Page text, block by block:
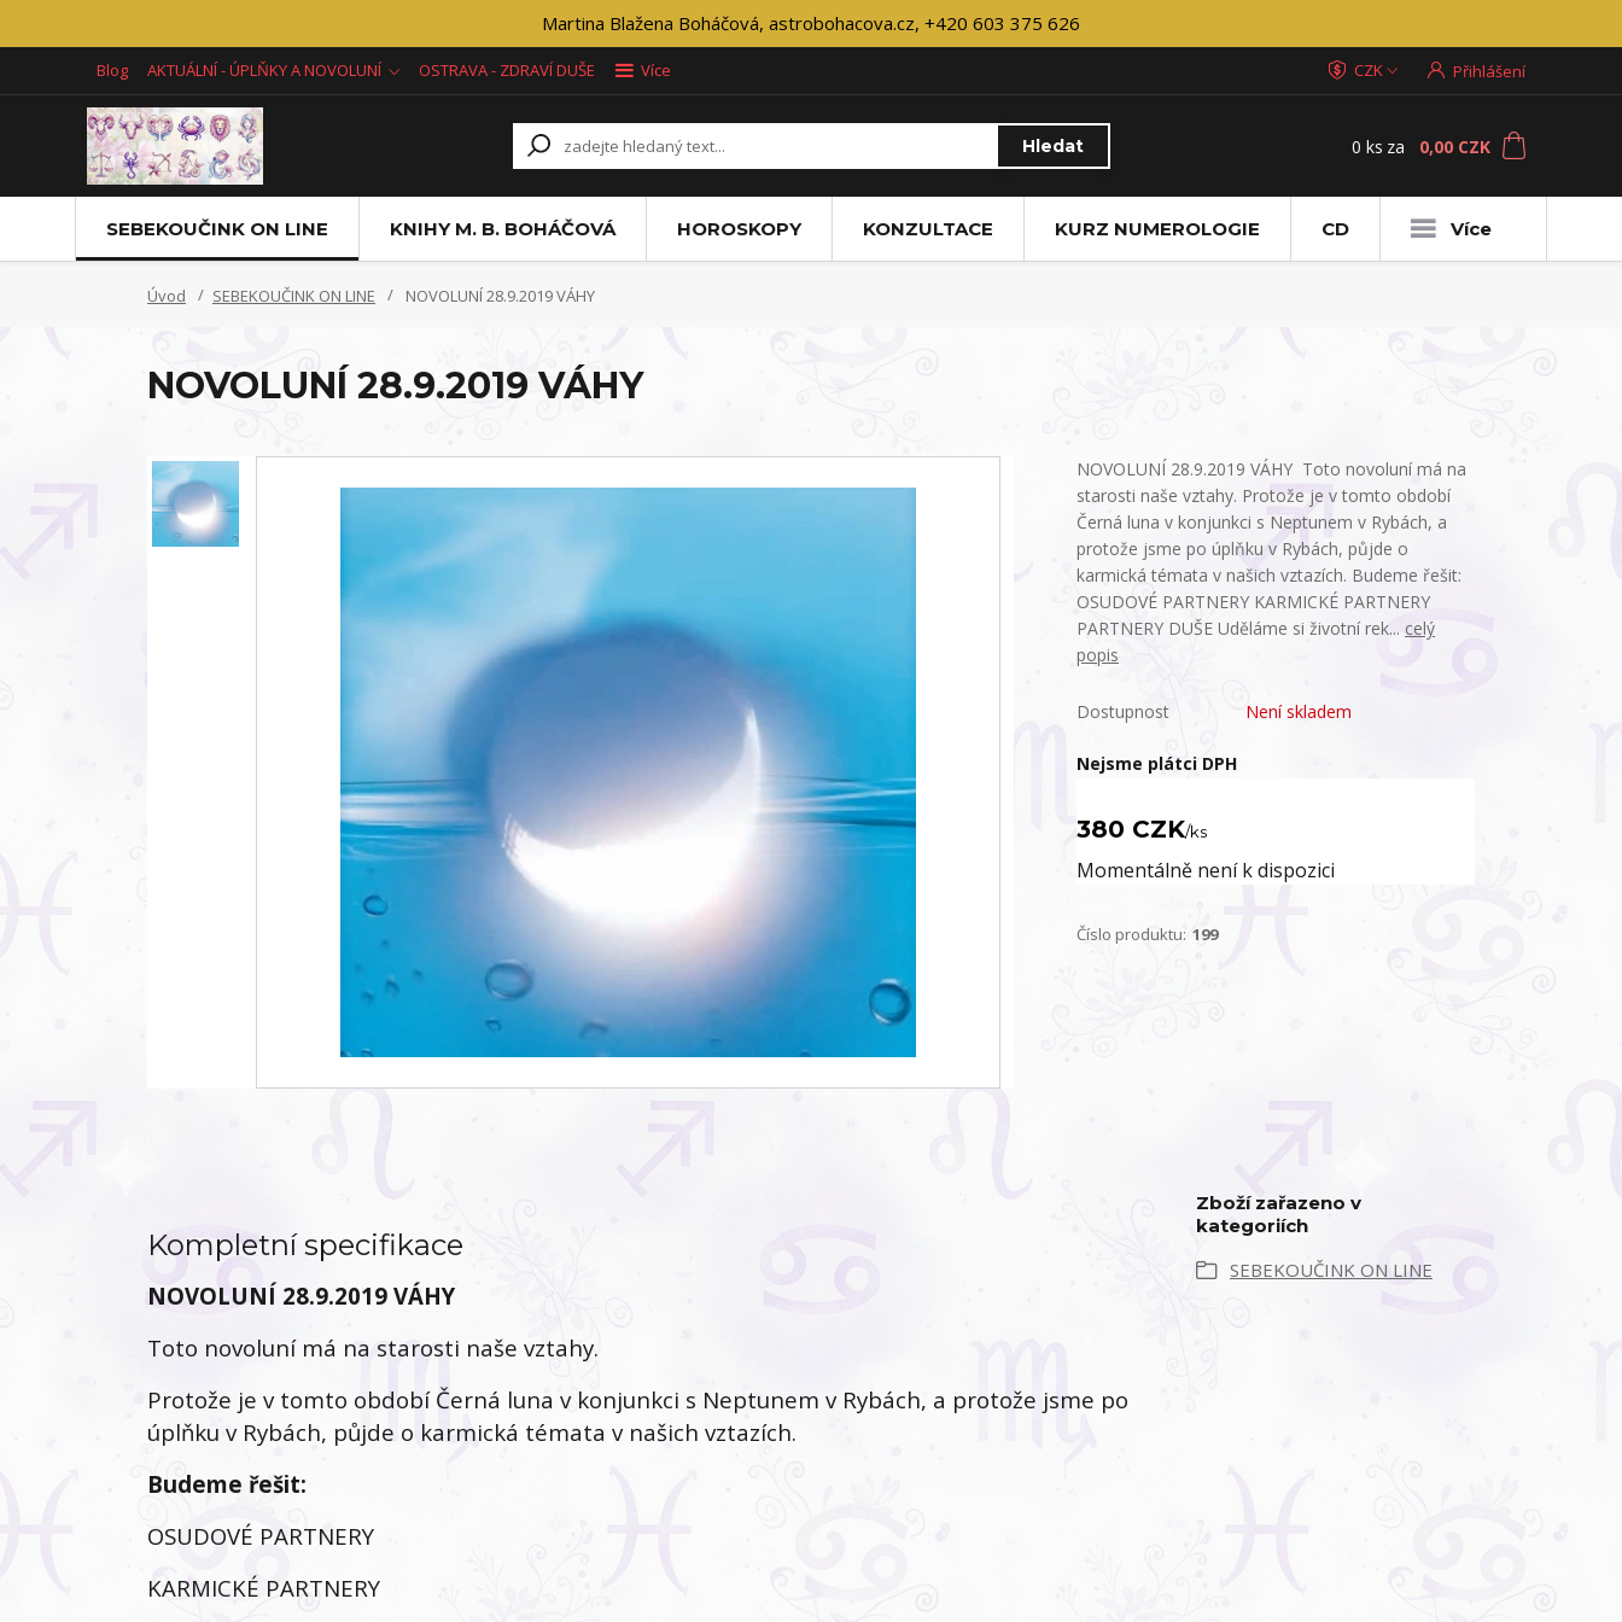
Martina Blažena Boháčová, astrobohacova.cz, +420 603 375 626
Blog AKTUÁLNÍ - ÚPLŇKY A NOVOLUNÍ OSTRAVA - ZDRAVÍ DUŠE Více CZK Přihlášení
Hledat 0 ks za 0,00 CZK
SEBEKOUČINK ON LINE KNIHY M. B. BOHÁČOVÁ HOROSKOPY KONZULTACE KURZ NUMEROLOGIE CD Více
Úvod SEBEKOUČINK ON LINE NOVOLUNÍ 28.9.2019 VÁHY
NOVOLUNÍ 28.9.2019 VÁHY
NOVOLUNÍ 28.9.2019 VÁHY Toto novoluní má na
starosti naše vztahy. Protože je v tomto období
Černá luna v konjunkci s Neptunem v Rybách, a
protože jsme po úplňku v Rybách, půjde o
karmická témata v našich vztazích. Budeme řešit:
OSUDOVÉ PARTNERY KARMICKÉ PARTNERY
PARTNERY DUŠE Uděláme si životní rek... celý
popis
Dostupnost Není skladem
Nejsme plátci DPH
380 CZK/ks
Momentálně není k dispozici
Číslo produktu: 199
Kompletní specifikace
NOVOLUNÍ 28.9.2019 VÁHY
Toto novoluní má na starosti naše vztahy.
Protože je v tomto období Černá luna v konjunkci s Neptunem v Rybách, a protože jsme po
úplňku v Rybách, půjde o karmická témata v našich vztazích.
Budeme řešit:
OSUDOVÉ PARTNERY
KARMICKÉ PARTNERY
Zboží zařazeno v
kategoriích
SEBEKOUČINK ON LINE